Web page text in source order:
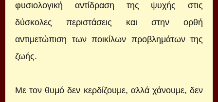
φυσιολογική αντίδραση της ψυχής στις
δύσκολες περιστάσεις και στην ορθή
αντιμετώπιση των ποικίλων προβλημάτων της
ζωής.
Με τον θυμό δεν κερδίζουμε, αλλά χάνουμε, δεν